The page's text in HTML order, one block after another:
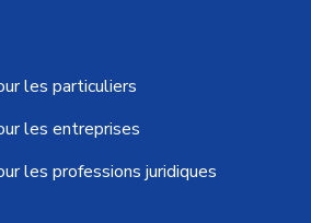
les particuliers
les entreprises
les professions juridiques